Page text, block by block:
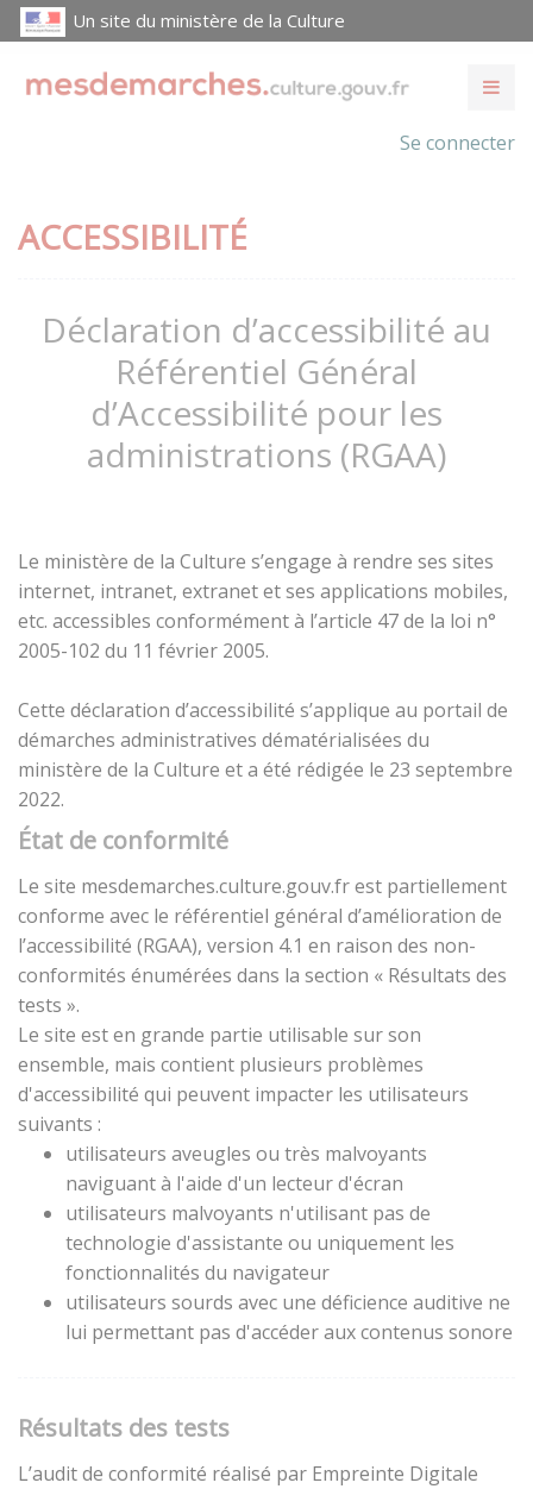
Un site du ministère de la Culture
Se connecter
ACCESSIBILITÉ
Déclaration d’accessibilité au
Référentiel Général
d’Accessibilité pour les
administrations (RGAA)
Le ministère de la Culture s’engage à rendre ses sites
internet, intranet, extranet et ses applications mobiles,
etc. accessibles conformément à l’article 47 de la loi n°
2005-102 du 11 février 2005.
Cette déclaration d’accessibilité s’applique au portail de
démarches administratives dématérialisées du
ministère de la Culture et a été rédigée le 23 septembre
2022.
État de conformité
Le site mesdemarches.culture.gouv.fr est partiellement
conforme avec le référentiel général d’amélioration de
l’accessibilité (RGAA), version 4.1 en raison des non-
conformités énumérées dans la section « Résultats des
tests ».
Le site est en grande partie utilisable sur son
ensemble, mais contient plusieurs problèmes
d'accessibilité qui peuvent impacter les utilisateurs
suivants :
utilisateurs aveugles ou très malvoyants
naviguant à l'aide d'un lecteur d'écran
utilisateurs malvoyants n'utilisant pas de
technologie d'assistante ou uniquement les
fonctionnalités du navigateur
utilisateurs sourds avec une déficience auditive ne
lui permettant pas d'accéder aux contenus sonore
Résultats des tests
L’audit de conformité réalisé par Empreinte Digitale